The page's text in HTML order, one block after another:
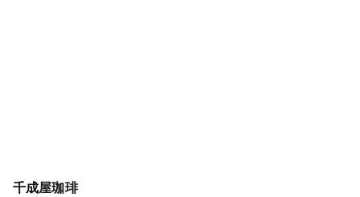
千成屋珈琲